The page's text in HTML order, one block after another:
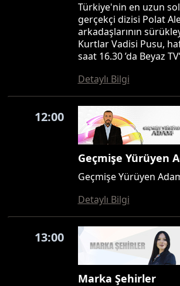
Türkiye'nin en uzun
gerçekçi dizisi Polat
arkadaşlarının
Kurtlar Vadisi Pusu,
saat 16.30 ’da Beyaz
Detaylı Bilgi
12:00
Geçmişe Yürüyen
Geçmişe Yürüyen
Detaylı Bilgi
13:00
Marka Şehirler